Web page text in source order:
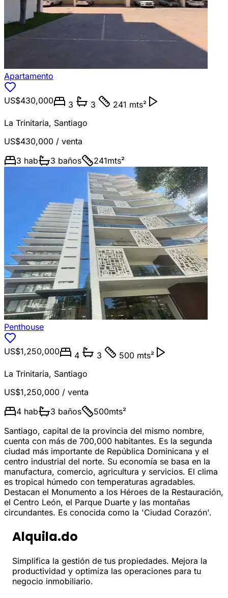
Apartamento
US$430,000 3 3
241 mts²
La Trinitaria, Santiago
US$430,000 / venta
3 hab 3 baños 241mts²
Penthouse
US$1,250,000 4 3
500 mts²
La Trinitaria, Santiago
US$1,250,000 / venta
4 hab 3 baños 500mts²
Santiago, capital de la provincia del mismo nombre,
cuenta con más de 700,000 habitantes. Es la segunda
ciudad más importante de República Dominicana y el
centro industrial del norte. Su economía se basa en la
manufactura, comercio, agricultura y servicios. El clima
es tropical húmedo con temperaturas agradables.
Destacan el Monumento a los Héroes de la Restauración,
el Centro León, el Parque Duarte y las montañas
circundantes. Es conocida como la 'Ciudad Corazón'.
Alquila.do
Simplifica la gestión de tus propiedades. Mejora la
productividad y optimiza las operaciones para tu
negocio inmobiliario.